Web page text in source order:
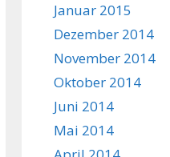
Januar 2015
Dezember 2014
November 2014
Oktober 2014
Juni 2014
Mai 2014